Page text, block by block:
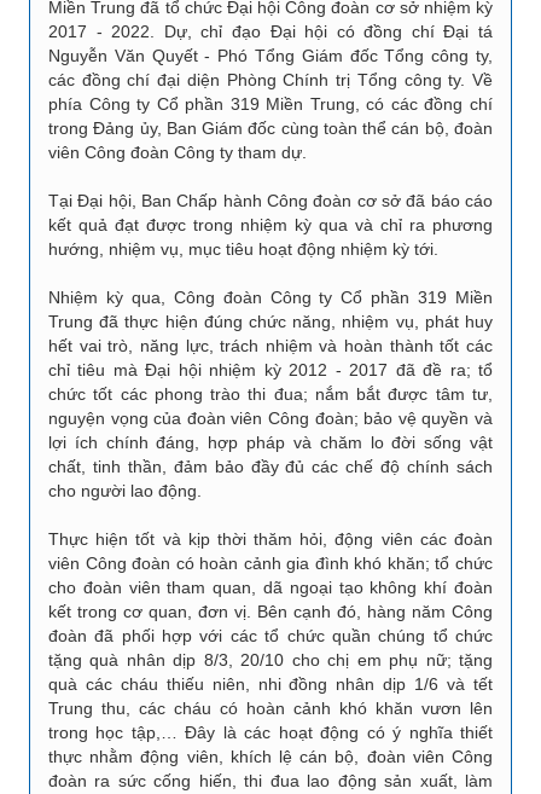
Miền Trung đã tổ chức Đại hội Công đoàn cơ sở nhiệm kỳ
2017 - 2022. Dự, chỉ đạo Đại hội có đồng chí Đại tá
Nguyễn Văn Quyết - Phó Tổng Giám đốc Tổng công ty,
các đồng chí đại diện Phòng Chính trị Tổng công ty. Về
phía Công ty Cổ phần 319 Miền Trung, có các đồng chí
trong Đảng ủy, Ban Giám đốc cùng toàn thể cán bộ, đoàn
viên Công đoàn Công ty tham dự.
Tại Đại hội, Ban Chấp hành Công đoàn cơ sở đã báo cáo
kết quả đạt được trong nhiệm kỳ qua và chỉ ra phương
hướng, nhiệm vụ, mục tiêu hoạt động nhiệm kỳ tới.
Nhiệm kỳ qua, Công đoàn Công ty Cổ phần 319 Miền
Trung đã thực hiện đúng chức năng, nhiệm vụ, phát huy
hết vai trò, năng lực, trách nhiệm và hoàn thành tốt các
chỉ tiêu mà Đại hội nhiệm kỳ 2012 - 2017 đã đề ra; tổ
chức tốt các phong trào thi đua; nắm bắt được tâm tư,
nguyện vọng của đoàn viên Công đoàn; bảo vệ quyền và
lợi ích chính đáng, hợp pháp và chăm lo đời sống vật
chất, tinh thần, đảm bảo đầy đủ các chế độ chính sách
cho người lao động.
Thực hiện tốt và kịp thời thăm hỏi, động viên các đoàn
viên Công đoàn có hoàn cảnh gia đình khó khăn; tổ chức
cho đoàn viên tham quan, dã ngoại tạo không khí đoàn
kết trong cơ quan, đơn vị. Bên cạnh đó, hàng năm Công
đoàn đã phối hợp với các tổ chức quần chúng tổ chức
tặng quà nhân dịp 8/3, 20/10 cho chị em phụ nữ; tặng
quà các cháu thiếu niên, nhi đồng nhân dịp 1/6 và tết
Trung thu, các cháu có hoàn cảnh khó khăn vươn lên
trong học tập,… Đây là các hoạt động có ý nghĩa thiết
thực nhằm động viên, khích lệ cán bộ, đoàn viên Công
đoàn ra sức cống hiến, thi đua lao động sản xuất, làm